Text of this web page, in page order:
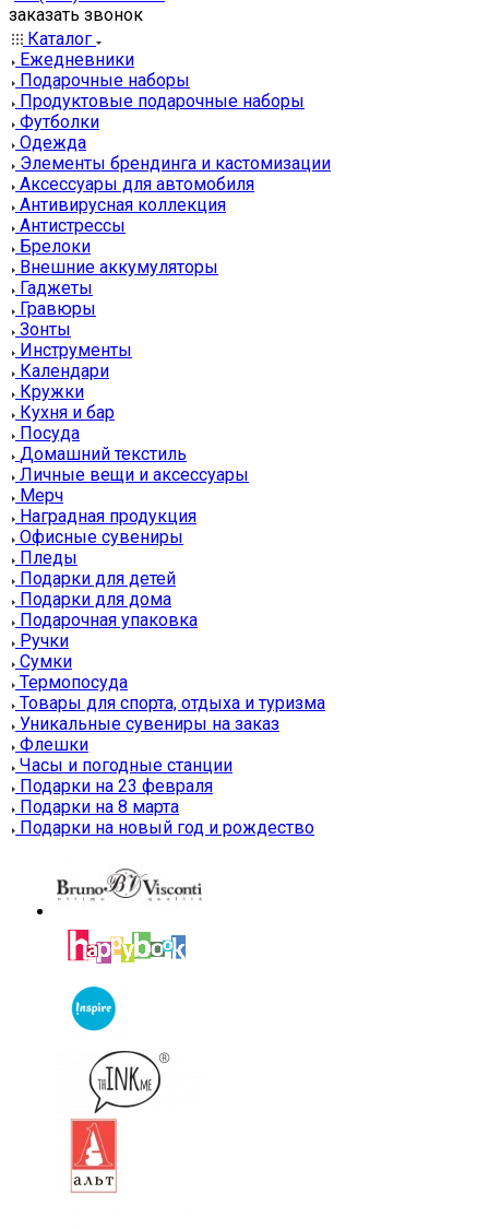
заказать звонок
Каталог
Ежедневники
Подарочные наборы
Продуктовые подарочные наборы
Футболки
Одежда
Элементы брендинга и кастомизации
Аксессуары для автомобиля
Антивирусная коллекция
Антистрессы
Брелоки
Внешние аккумуляторы
Гаджеты
Гравюры
Зонты
Инструменты
Календари
Кружки
Кухня и бар
Посуда
Домашний текстиль
Личные вещи и аксессуары
Мерч
Наградная продукция
Офисные сувениры
Пледы
Подарки для детей
Подарки для дома
Подарочная упаковка
Ручки
Сумки
Термопосуда
Товары для спорта, отдыха и туризма
Уникальные сувениры на заказ
Флешки
Часы и погодные станции
Подарки на 23 февраля
Подарки на 8 марта
Подарки на новый год и рождество